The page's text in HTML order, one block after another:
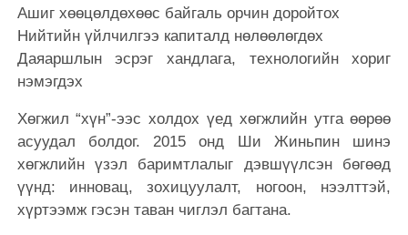
Ашиг хөөцөлдөхөөс байгаль орчин доройтох
Нийтийн үйлчилгээ капиталд нөлөөлөгдөх
Даяаршлын эсрэг хандлага, технологийн хориг
нэмэгдэх
Хөгжил “хүн”-ээс холдох үед хөгжлийн утга өөрөө
асуудал болдог. 2015 онд Ши Жиньпин шинэ
хөгжлийн үзэл баримтлалыг дэвшүүлсэн бөгөөд
үүнд: инновац, зохицуулалт, ногоон, нээлттэй,
хүртээмж гэсэн таван чиглэл багтана.